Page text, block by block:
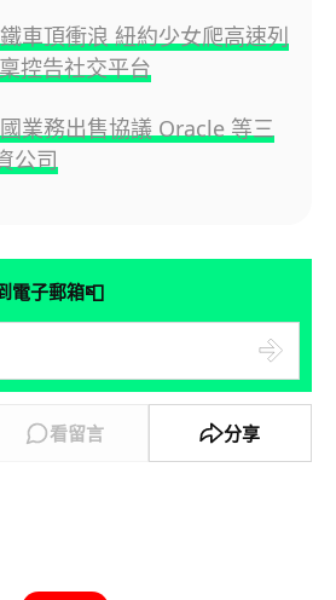
車頂衝浪 紐約少女爬高速列
控告社交平台
業務出售協議 Oracle 等三
公司
電子郵箱📮
看留言 分享